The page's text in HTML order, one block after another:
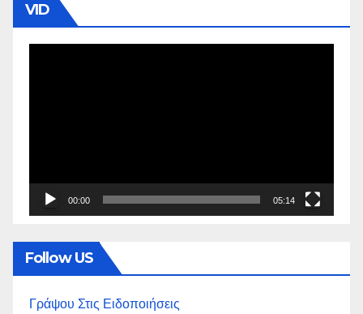
VID
00:00 05:14
Follow US
Γράψου Στις Ειδοποιήσεις